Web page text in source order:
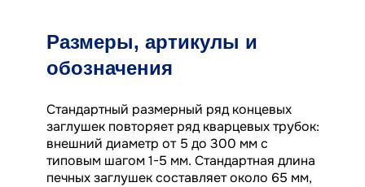
Размеры, артикулы и
обозначения
Стандартный размерный ряд концевых
заглушек повторяет ряд кварцевых трубок:
внешний диаметр от 5 до 300 мм с
типовым шагом 1-5 мм. Стандартная длина
печных заглушек составляет около 65 мм,